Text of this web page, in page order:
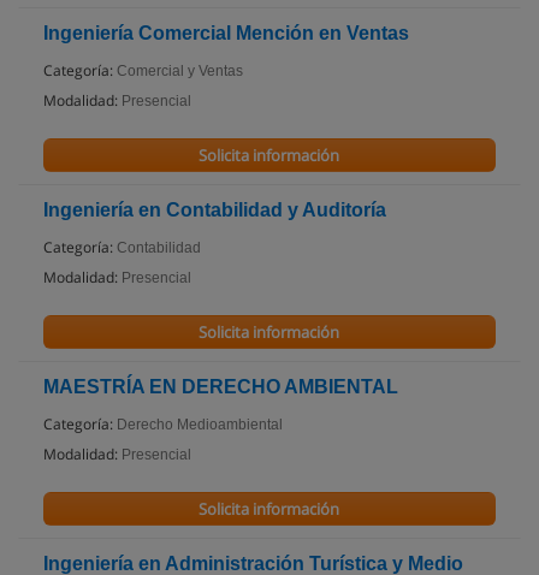
Ingeniería Comercial Mención en Ventas
Categoría: Comercial y Ventas
Modalidad: Presencial
Solicita información
Ingeniería en Contabilidad y Auditoría
Categoría: Contabilidad
Modalidad: Presencial
Solicita información
MAESTRÍA EN DERECHO AMBIENTAL
Categoría: Derecho Medioambiental
Modalidad: Presencial
Solicita información
Ingeniería en Administración Turística y Medio